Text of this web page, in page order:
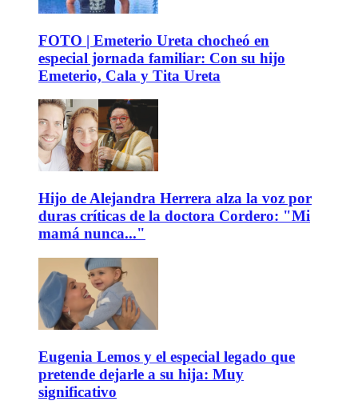
FOTO | Emeterio Ureta chocheó en
especial jornada familiar: Con su hijo
Emeterio, Cala y Tita Ureta
Hijo de Alejandra Herrera alza la voz por
duras críticas de la doctora Cordero: "Mi
mamá nunca..."
Eugenia Lemos y el especial legado que
pretende dejarle a su hija: Muy
significativo